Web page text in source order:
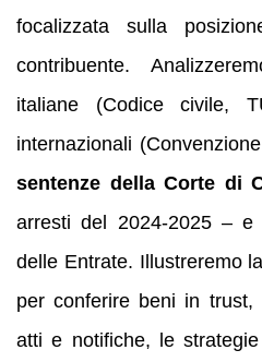
focalizzata sulla
contribuente.
italiane (Codice civile,
internazionali
sentenze della Corte di
arresti del 2024-2025 – e
delle Entrate. Illustreremo
per conferire beni in
atti e notifiche, le